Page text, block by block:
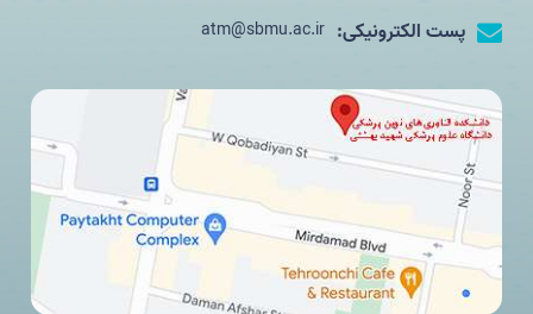
پست الکترونیکی: atm@sbmu.ac.ir